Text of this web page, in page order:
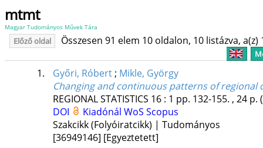
mtmt
Magyar Tudományos Művek Tára
Előző oldal Összesen 91 elem 10 oldalon, 10 listázva,
1. Győri, Róbert; Mikle, György
Changing and continuous patterns of regional
REGIONAL STATISTICS 16: 1 pp. 132-155. , 24 p.
DOI
Kiadónál WoS Scopus
Szakcikk (Folyóiratcikk) | Tudományos
[36949146] [Egyeztetett]